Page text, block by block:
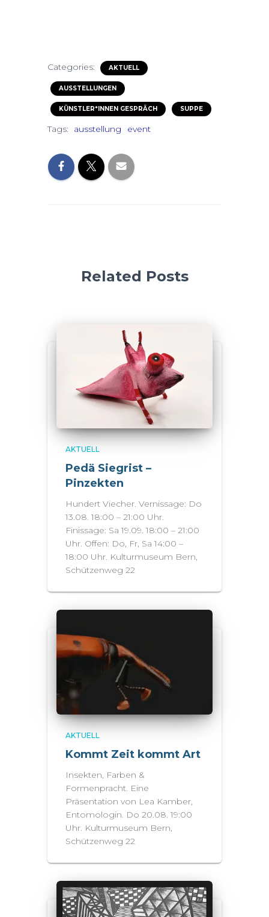
Categories: AKTUELL
AUSSTELLUNGEN
KÜNSTLER*INNEN GESPRÄCH SUPPE
Tags: ausstellung event
Related Posts
AKTUELL
Pedä Siegrist –
Pinzekten
Hundert Viecher. Vernissage: Do
13.08. 18:00 – 21:00 Uhr.
Finissage: Sa 19.09. 18:00 – 21:00
Uhr. Offen: Do, Fr, Sa 14:00 –
18:00 Uhr. Kulturmuseum Bern,
Schützenweg 22
AKTUELL
Kommt Zeit kommt Art
Insekten, Farben &
Formenpracht. Eine
Präsentation von Lea Kamber,
Entomologin. Do 20.08. 19:00
Uhr. Kulturmuseum Bern,
Schützenweg 22